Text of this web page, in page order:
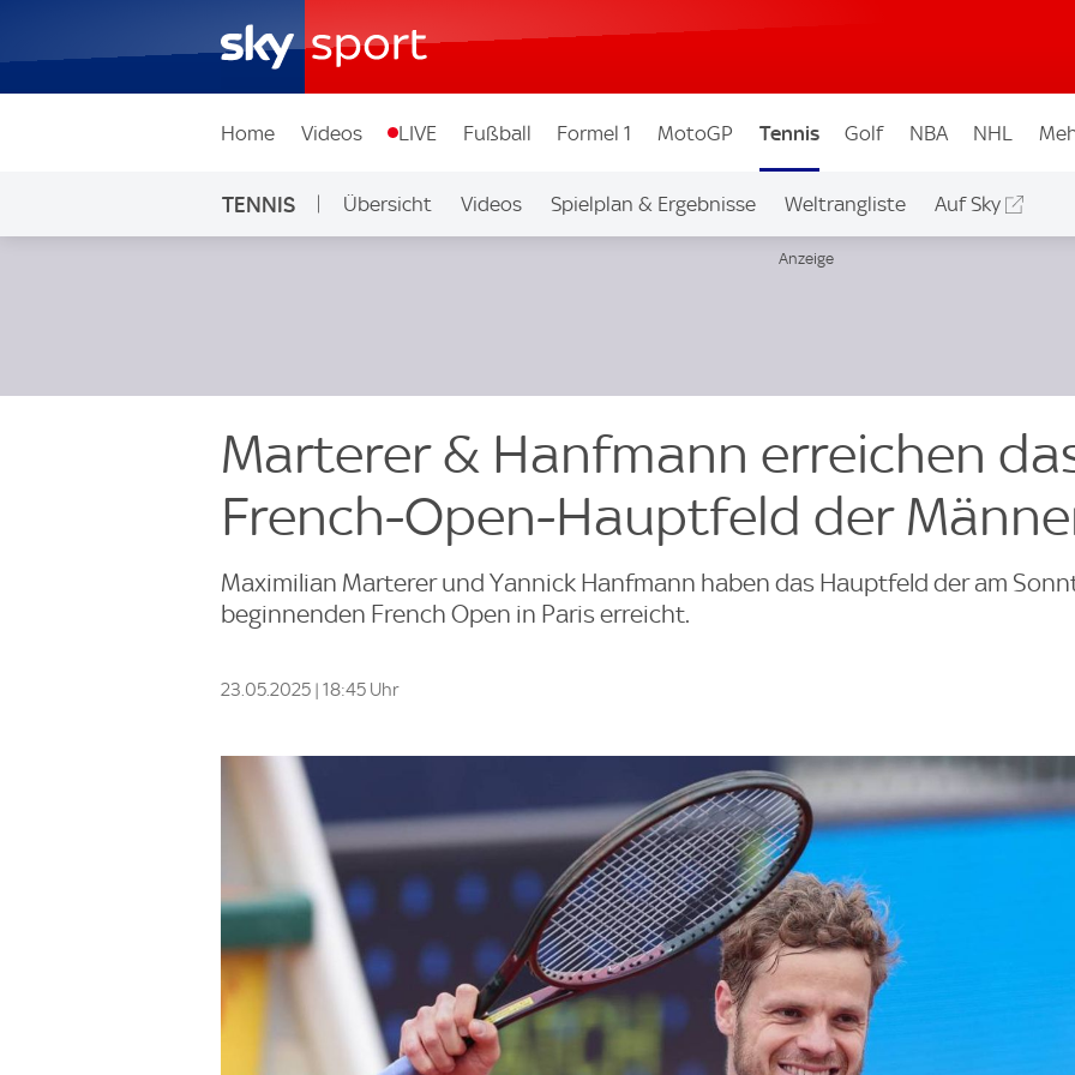
Home Videos LIVE Fußball Formel 1 MotoGP Tennis Golf NBA NHL
TENNIS Übersicht Videos Spielplan & Ergebnisse Weltrangliste Auf Sky
Marterer & Hanfmann erreichen
French-Open-Hauptfeld der
Maximilian Marterer und Yannick Hanfmann haben das Hauptfeld der am
beginnenden French Open in Paris erreicht.
23.05.2025 | 18:45 Uhr